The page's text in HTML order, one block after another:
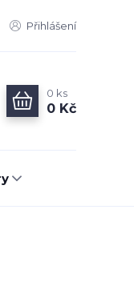
Přihlášení
0 ks
0 Kč